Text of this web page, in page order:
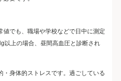
値でも、職場や学校などで日中に測定
以上の場合、昼間高血圧と診断され
・身体的ストレスです。過ごしている